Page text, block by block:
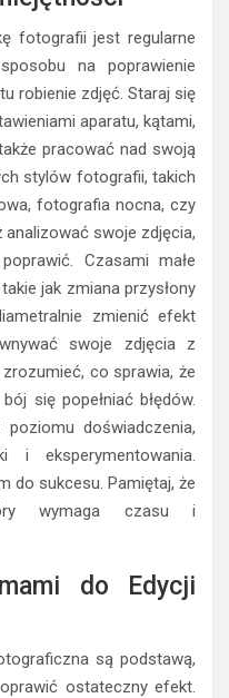
fotografii jest regularne
na poprawienie
robienie zdjęć. Staraj się
aparatu, kątami,
pracować nad swoją
stylów fotografii, takich
fotografia nocna, czy
swoje zdjęcia,
Czasami małe
jak zmiana przysłony
zmienić efekt
swoje zdjęcia z
co sprawia, że
się popełniać błędów.
doświadczenia,
i eksperymentowania.
do sukcesu. Pamiętaj, że
wymaga czasu i
do Edycji
są podstawą,
ostateczny efekt.